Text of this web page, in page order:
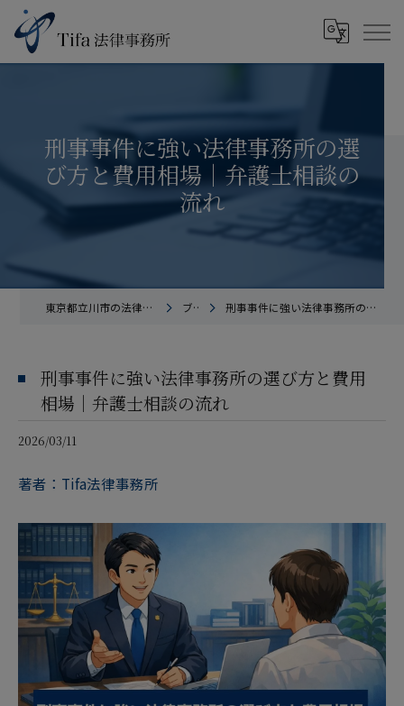
刑事事件に強い法律事務所の選
び方と費用相場｜弁護士相談の
流れ
東京都立川市の法律事務所ならTifa法律事務所 ブログ 刑事事件に強い法律事務所の選び方と費用相場｜弁護士相談の流れ
刑事事件に強い法律事務所の選び方と費用
相場｜弁護士相談の流れ
2026/03/11
著者：Tifa法律事務所